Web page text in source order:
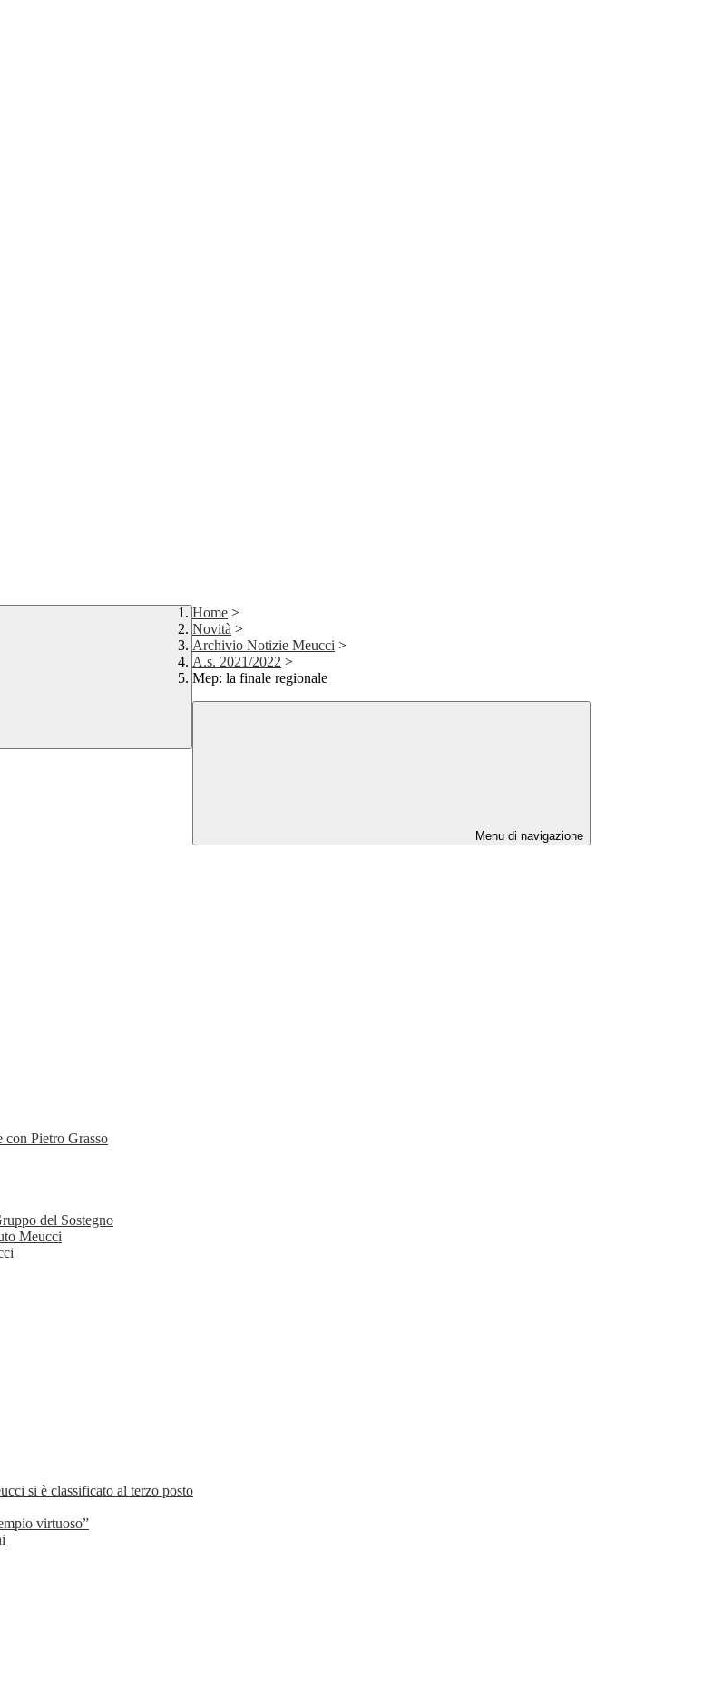
Home >
Novità >
Archivio Notizie Meucci >
A.s. 2021/2022 >
Mep: la finale regionale
Menu di navigazione
Pietro Grasso
del Sostegno
Meucci
si è classificato al terzo posto
virtuoso”